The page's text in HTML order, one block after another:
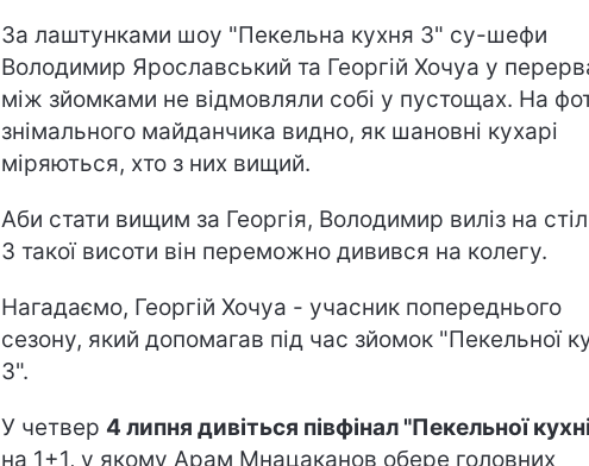
За лаштунками шоу "Пекельна кухня 3" су-шефи
Володимир Ярославський та Георгій Хочуа у
між зйомками не відмовляли собі у пустощах. На
знімального майданчика видно, як шановні кухарі
міряються, хто з них вищий.
Аби стати вищим за Георгія, Володимир виліз на
З такої висоти він переможно дивився на колегу.
Нагадаємо, Георгій Хочуа - учасник попереднього
сезону, який допомагав під час зйомок "Пекельної
3".
У четвер 4 липня дивіться півфінал "Пекельної
на 1+1, у якому Арам Мнацаканов обере головних